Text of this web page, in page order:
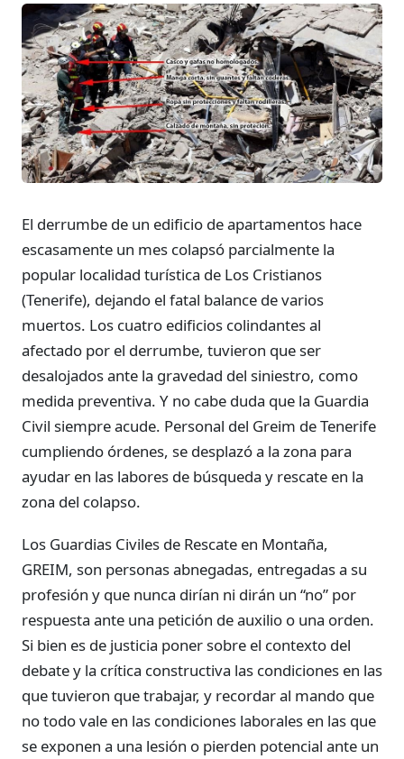
El derrumbe de un edificio de apartamentos hace
escasamente un mes colapsó parcialmente la
popular localidad turística de Los Cristianos
(Tenerife), dejando el fatal balance de varios
muertos. Los cuatro edificios colindantes al
afectado por el derrumbe, tuvieron que ser
desalojados ante la gravedad del siniestro, como
medida preventiva. Y no cabe duda que la Guardia
Civil siempre acude. Personal del Greim de Tenerife
cumpliendo órdenes, se desplazó a la zona para
ayudar en las labores de búsqueda y rescate en la
zona del colapso.
Los Guardias Civiles de Rescate en Montaña,
GREIM, son personas abnegadas, entregadas a su
profesión y que nunca dirían ni dirán un “no” por
respuesta ante una petición de auxilio o una orden.
Si bien es de justicia poner sobre el contexto del
debate y la crítica constructiva las condiciones en las
que tuvieron que trabajar, y recordar al mando que
no todo vale en las condiciones laborales en las que
se exponen a una lesión o pierden potencial ante un